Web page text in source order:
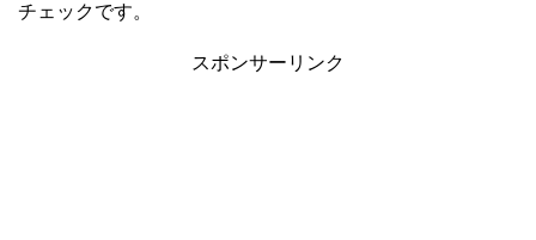
チェックです。
スポンサーリンク